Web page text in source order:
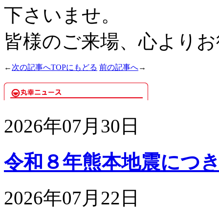
下さいませ。
皆様のご来場、心より
← 次の記事へTOPにもどる 前の記事へ→
2026年07月30日
令和８年熊本地震につ
2026年07月22日